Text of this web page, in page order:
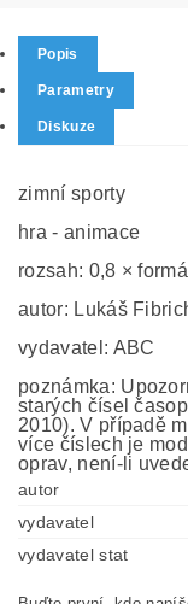
Popis
Parametry
Diskuze
zimní sporty
hra - animace
rozsah: 0,8 ×
autor: Lukáš
vydavatel: ABC
poznámka:
starých čísel
2010). V případě
více číslech je
oprav, není-li
autor
vydavatel
vydavatel stat